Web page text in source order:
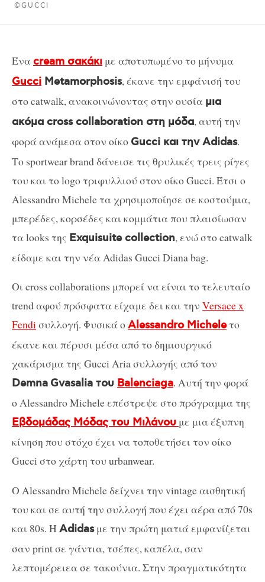
©GUCCI
Έναcream σακάκι με αποτυπωμένο το μήνυμα
Gucci Metamorphosis, έκανε την εμφάνισή του
στο catwalk, ανακοινώνοντας στην ουσία μια
ακόμα cross collaboration στη μόδα, αυτή την
φορά ανάμεσα στον οίκο Gucci και την Adidas.
Το sportwear brand δάνεισε τις θρυλικές τρεις ρίγες
του και το logo τριφυλλιού στον οίκο Gucci. Έτσι ο
Alessandro Michele τα χρησιμοποίησε σε κοστούμια,
μπερέδες, κορσέδες και κομμάτια που πλαισίωσαν
τα looks της Exquisuite collection, ενώ στο catwalk
είδαμε και την νέα Adidas Gucci Diana bag.
Οι cross collaborations μπορεί να είναι το τελευταίο
trend αφού πρόσφατα είχαμε δει και την Versace x
Fendiσυλλογή. Φυσικά οAlessandro Micheleτο
έκανε και πέρυσι μέσα από το δημιουργικό
χακάρισμα της Gucci Aria συλλογής από τον
Demna Gvasalia του Balenciaga. Αυτή την φορά
ο Alessandro Michele επέστρεψε στο πρόγραμμα της
Εβδομάδας Μόδας του Μιλάνου με μια έξυπνη
κίνηση που στόχο έχει να τοποθετήσει τον οίκο
Gucci στο χάρτη του urbanwear.
Ο Alessandro Michele δείχνει την vintage αισθητική
του και σε αυτή την συλλογή που έχει αέρα από 70s
και 80s. H Adidasμε την πρώτη ματιά εμφανίζεται
σαν print σε γάντια, τσέπες, καπέλα, σαν
λεπτομέρειεα σε τακούνια. Στην πραγματικότητα